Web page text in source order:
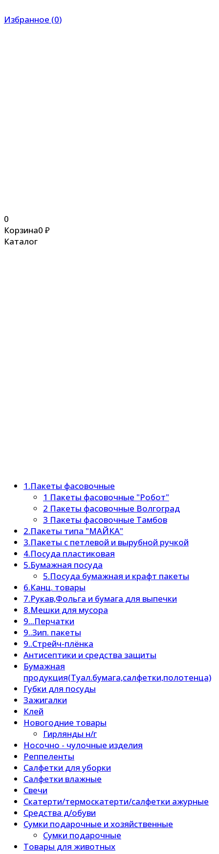
Избранное (0)
0
Корзина0 ₽
Каталог
1.Пакеты фасовочные
1 Пакеты фасовочные "Робот"
2 Пакеты фасовочные Волгоград
3 Пакеты фасовочные Тамбов
2.Пакеты типа "МАЙКА"
3.Пакеты с петлевой и вырубной ручкой
4.Посуда пластиковая
5.Бумажная посуда
5.Посуда бумажная и крафт пакеты
6.Канц. товары
7.Рукав,Фольга и бумага для выпечки
8.Мешки для мусора
9...Перчатки
9..Зип. пакеты
9..Стрейч-плёнка
Антисептики и средства защиты
Бумажная
продукция(Туал.бумага,салфетки,полотенца)
Губки для посуды
Зажигалки
Клей
Новогодние товары
Гирлянды н/г
Носочно - чулочные изделия
Реппеленты
Салфетки для уборки
Салфетки влажные
Свечи
Скатерти/термоскатерти/салфетки ажурные
Средства д/обуви
Сумки подарочные и хозяйственные
Сумки подарочные
Товары для животных